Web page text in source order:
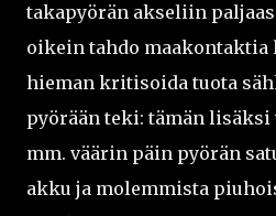
takapyörän akseliin
oikein tahdo maakontaktia
hieman kritisoida tuota
pyörään teki: tämän lisäksi
mm. väärin päin pyörän
akku ja molemmista